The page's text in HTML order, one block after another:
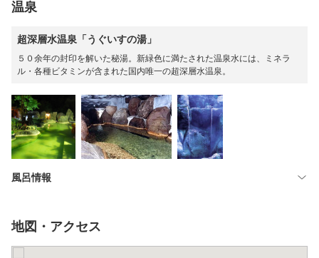
温泉
超深層水温泉「うぐいすの湯」
５０余年の封印を解いた秘湯。新緑色に満たされた温泉水には、ミネラ
ル・各種ビタミンが含まれた国内唯一の超深層水温泉。
風呂情報
地図・アクセス